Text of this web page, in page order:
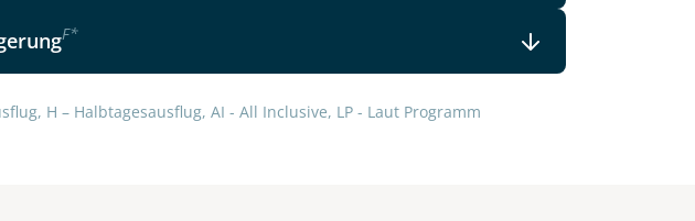
F*
H – Halbtagesausflug, AI - All Inclusive, LP - Laut Programm